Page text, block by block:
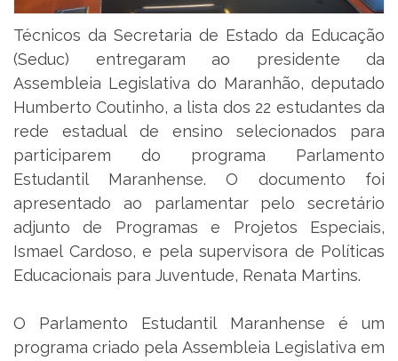
Técnicos da Secretaria de Estado da Educação
(Seduc) entregaram ao presidente da
Assembleia Legislativa do Maranhão, deputado
Humberto Coutinho, a lista dos 22 estudantes da
rede estadual de ensino selecionados para
participarem do programa Parlamento
Estudantil Maranhense. O documento foi
apresentado ao parlamentar pelo secretário
adjunto de Programas e Projetos Especiais,
Ismael Cardoso, e pela supervisora de Políticas
Educacionais para Juventude, Renata Martins.
O Parlamento Estudantil Maranhense é um
programa criado pela Assembleia Legislativa em